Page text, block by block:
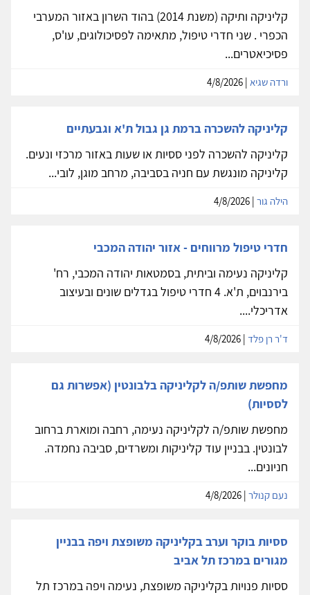
קליניקה ותיקה (משנת 2014) בהוד השרון באזור המערבי
הכפרי . שני חדרי טיפול, מתאימה לפסיכולוגים, עו'ס,
פסיכיאטרים...
ורדה שגיא
קליניקה להשכרה ברמת גן גבול ת'א וגבעתיים
קליניקה להשכרה לפני ססיות או שעות באזור מרכזי ונעים.
קליניקה מונגשת עם חניה בסביבה, מרחב מוגן, לובי...
הילה גור
חדרי טיפול מרווחים - אזור יהודה המכבי
קליניקה נעימה וביתית, בסמטאות יהודה המכבי, רח'
בירנבוים, ת'א. 4 חדרי טיפול בגדלים שונים ובעיצוב
אדריכלי....
ד'ר רן פלד
מחפשת שותפ/ה לקליניקה בלבונטין (אפשרות גם
לססיות)
מחפשת שותפ/ה לקליניקה נעימה, רחבה ומוארת ברחוב
לבונטין. בבניין עוד קליניקות ומשרדים, סביבה נחמדה.
חניונים...
נעם קנולר
ססיות בוקר וערב בקליניקה משופצת ויפה בבניין
מגורים במרכז תל אביב
ססיות פנויות בקליניקה משופצת, נעימה ויפה במרכז תל